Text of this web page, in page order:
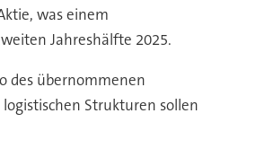
was einem
Jahreshälfte 2025.
des übernommenen
Strukturen sollen